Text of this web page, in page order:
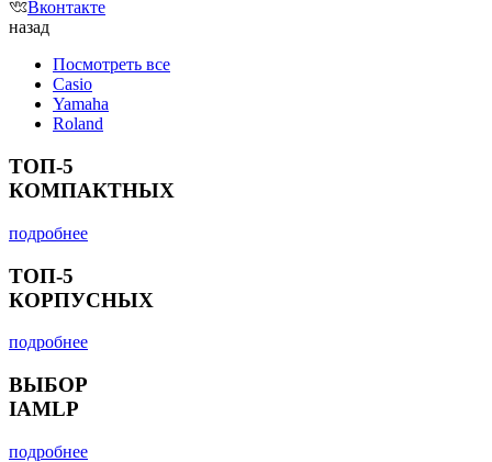
Вконтакте
назад
Посмотреть все
Casio
Yamaha
Roland
ТОП-5
КОМПАКТНЫХ
подробнее
ТОП-5
КОРПУСНЫХ
подробнее
ВЫБОР
IAMLP
подробнее